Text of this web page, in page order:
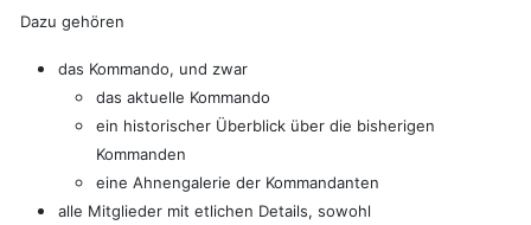
Dazu gehören
das Kommando, und zwar
das aktuelle Kommando
ein historischer Überblick über die bisherigen
Kommanden
eine Ahnengalerie der Kommandanten
alle Mitglieder mit etlichen Details, sowohl